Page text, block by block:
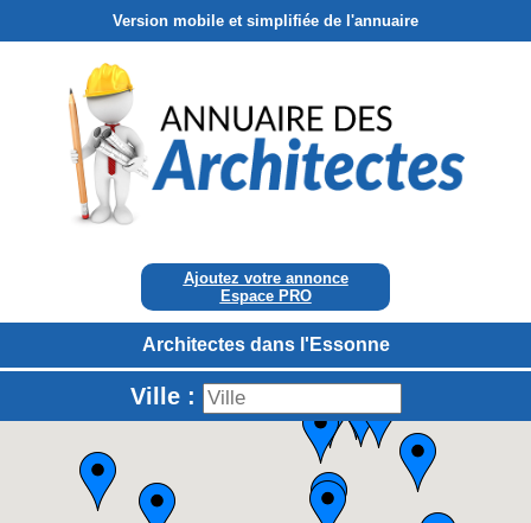
Version mobile et simplifiée de l'annuaire
Ajoutez votre annonce
Espace PRO
Architectes dans l'Essonne
Ville :